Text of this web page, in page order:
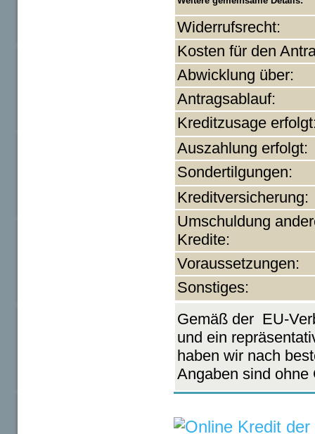
Widerrufsrecht:
Kosten für den
Abwicklung über:
Antragsablauf:
Kreditzusage
Auszahlung erfolgt:
Sondertilgungen:
Kreditversicherung:
Umschuldung
Kredite:
Voraussetzungen:
Sonstiges:
Gemäß der EU-
und ein
haben wir nach
Angaben sind